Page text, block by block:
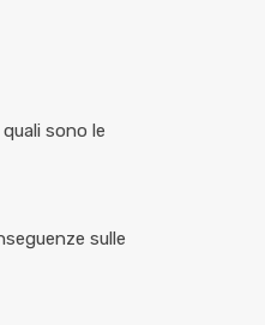
sono le
sulle